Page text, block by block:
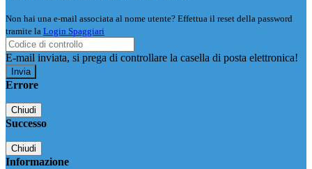
Non hai una e-mail associata al nome utente? Effettua il reset della password
tramite la Login Spaggiari
E-mail inviata, si prega di controllare la casella di posta elettronica!
Errore
Chiudi
Successo
Chiudi
Informazione